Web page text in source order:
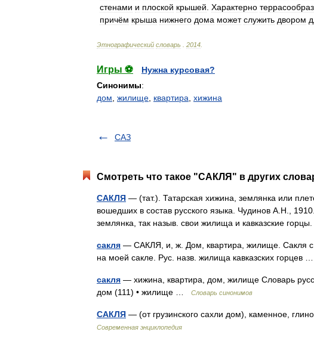
стенами и плоской крышей Характерно
причём крыша нижнего дома может служить двором
Этнографический словарь 2014
Игры ⚽
Нужна курсовая?
Синонимы:
дом жилище квартира хижина
САЗ
Смотреть что такое "САКЛЯ" в других
САКЛЯ — (тат.). Татарская хижина, землянка или
вошедших в состав русского языка. Чудинов А.Н.,
землянка, так назыв. свои жилища и кавказские
сакля — САКЛЯ, и, ж. Дом, квартира, жилище. Сакля с
на моей сакле. Рус. назв. жилища кавказских горцев
сакля — хижина, квартира, дом, жилище Словарь
дом (111) • жилище …
Словарь синонимов
САКЛЯ — (от грузинского сахли дом), каменное,
Современная энциклопедия